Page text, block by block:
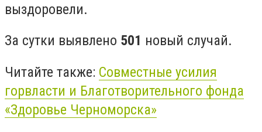
выздоровели.
За сутки выявлено 501 новый случай.
Читайте также: Совместные усилия
горвласти и Благотворительного фонда
«Здоровье Черноморска»